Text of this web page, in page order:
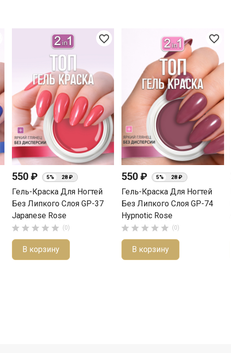
favorite_border
550 ₽ 5% 28 ₽
Гель-Краска Для Ногтей
Без Липкого Слоя GP-37
Japanese Rose
     (0)
В корзину
favorite_border
550 ₽ 5% 28 ₽
Гель-Краска Для Ногтей
Без Липкого Слоя GP-74
Hypnotic Rose
     (0)
В корзину